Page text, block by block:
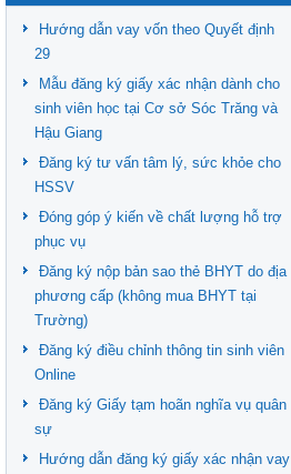
Hướng dẫn vay vốn theo Quyết định
29
Mẫu đăng ký giấy xác nhận dành cho
sinh viên học tại Cơ sở Sóc Trăng và
Hậu Giang
Đăng ký tư vấn tâm lý, sức khỏe cho
HSSV
Đóng góp ý kiến về chất lượng hỗ trợ
phục vụ
Đăng ký nộp bản sao thẻ BHYT do địa
phương cấp (không mua BHYT tại
Trường)
Đăng ký điều chỉnh thông tin sinh viên
Online
Đăng ký Giấy tạm hoãn nghĩa vụ quân
sự
Hướng dẫn đăng ký giấy xác nhận vay